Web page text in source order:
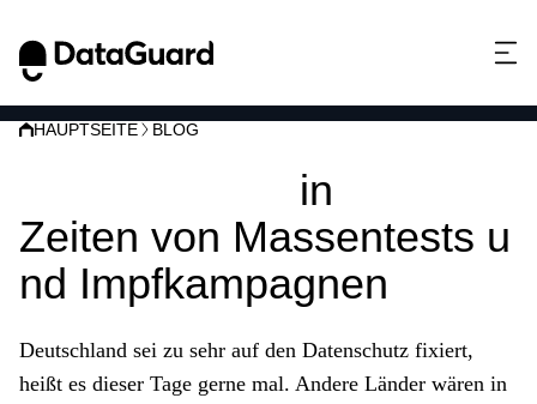
HAUPTSEITE BLOG
in
Zeiten von Massentests u
nd Impfkampagnen
Deutschland sei zu sehr auf den Datenschutz fixiert,
heißt es dieser Tage gerne mal. Andere Länder wären in